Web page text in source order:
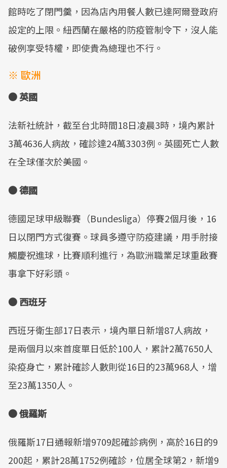
館時吃了閉門羹，因為店內用餐人數已達阿爾登政府
設定的上限。紐西蘭在嚴格的防疫管制令下，沒人能
破例享受特權，即使貴為總理也不行。
※ 歐洲
● 英國
法新社統計，截至台北時間18日凌晨3時，境內累計
3萬4636人病故，確診達24萬3303例。英國死亡人數
在全球僅次於美國。
● 德國
德國足球甲級聯賽（Bundesliga）停賽2個月後，16
日以閉門方式復賽。球員多遵守防疫建議，用手肘接
觸慶祝進球，比賽順利進行，為歐洲職業足球重啟賽
事拿下好彩頭。
● 西班牙
西班牙衛生部17日表示，境內單日新增87人病故，
是兩個月以來首度單日低於100人，累計2萬7650人
染疫身亡，累計確診人數則從16日的23萬968人，增
至23萬1350人。
● 俄羅斯
俄羅斯17日通報新增9709起確診病例，高於16日的9
200起，累計28萬1752例確診，位居全球第2，新增9